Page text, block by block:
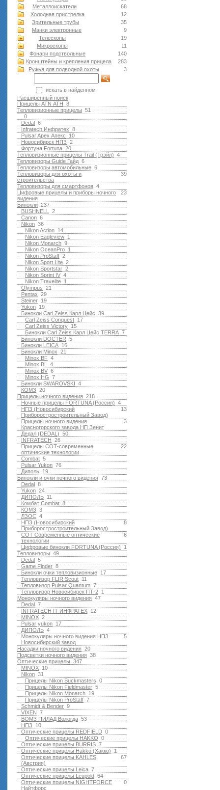
68
Металлоискатели
12
Холодная пристрелка
35
Зрительные трубы
9
Манки электронные
19
Телескопы
11
Микроскопы
140
Фонари подствольные
283
Кронштейны и крепления прицела
3
Ружья для подводной оxоты
искать в найденном
Расширенный поиск
8
Прицелы ATN АТН
51
Тепловизионные прицелы
0
6
Dedal
8
Infratech Инфратех
10
Pulsar Apex Апекс
2
Новосибирск НПЗ
20
Фортуна Fortuna
4
Тепловизионные прицелы Trail (Трэйл)
6
Тепловизоры Guide Гайд
6
Тепловизоры автомобильные
39
Тепловизоры для охоты и
строительства
4
Тепловизоры для смартфонов
23
Цифровые прицелы и приборы ночного
видения
237
Бинокли
2
BUSHNELL
6
Canon
36
Nikon
14
Nikon Action
1
Nikon Eagleview
9
Nikon Monarch
1
Nikon OceanPro
2
Nikon ProStaff
2
Nikon Sport Lite
2
Nikon Sportstar
4
Nikon Sprint IV
1
Nikon Travelite
21
Olympus
29
Pentax
19
Steiner
19
Yukon
39
Бинокли Carl Zeiss Карл Цейс
17
Carl Zeiss Conquest
15
Carl Zeiss Victory
7
Бинокли Carl Zeiss Карл Цейс TERRA
5
Бинокли DOCTER
16
Бинокли LEICA
21
Бинокли Minox
4
Minox BF
4
Minox BL
6
Minox BV
7
Minox HG
4
Бинокли SWAROVSKI
20
КОМЗ
218
Прицелы ночного видения
4
Ночные прицелы FORTUNA (Россия)
13
НПЗ (Новосибирский
Приборостростроительный Завод)
3
Прицелы ночного видения
Красногорского завода НП Зенит
50
Дедал (DEDAL)
26
INFRATECH
22
Прицелы СОТ-современные
оптические технологии
5
Combat
76
Pulsar Yukon
19
Диполь
73
Бинокли и очки ночного видения
8
Dedal
24
Yukon
11
ДИПОЛЬ
8
Комбат Combat
3
КОМЗ
4
ЛЗОС
8
НПЗ (Новосибирский
Приборостростроительный Завод)
6
СОТ Современные оптические
технологии
1
Цифровые бинокли FORTUNA (Россия)
49
Тепловизоры
5
Dedal
8
Game Finder
17
Бинокли очки тепловизионные
11
Тепловизор FLIR Scout
7
Тепловизор Pulsar Quantum
1
Тепловизор Новосибирск ПТ-2
47
Монокуляры ночного видения
7
Dedal
12
INFRATECH IT ИНФРАТЕХ
2
MINOX
17
Pulsar yukon
4
ДИПОЛЬ
5
Монокуляры ночного видения НПЗ
Новосибирский завод
20
Насадки ночного видения
38
Подсветки ночного видения
347
Оптические прицелы
10
MINOX
31
Nikon
0
Прицелы Nikon Buckmasters
5
Прицелы Nikon Fieldmaster
19
Прицелы Nikon Monarch
7
Прицелы Nikon ProStaff
9
Schmidt & Bender
7
VIXEN
53
ВОМЗ ПИЛАД Вологда
10
НПЗ
0
Оптические прицелы REDFIELD
0
Оптические прицелы HAKKO
7
Оптические прицелы BURRIS
1
Оптические прицелы Hakko (Хакко)
67
Оптические прицелы KAHLES
(Австрия)
7
Оптические прицелы Leica
64
Оптические прицелы Leupold
0
Оптические прицелы NIGHTFORCE
Найтфорс